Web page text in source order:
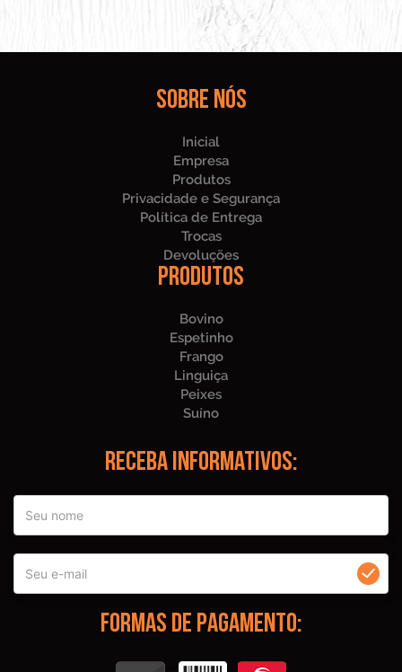
Sobre nós
Inicial
Empresa
Produtos
Privacidade e Segurança
Política de Entrega
Trocas
Devoluções
Produtos
Bovino
Espetinho
Frango
Linguiça
Peixes
Suíno
Receba informativos:
Formas de Pagamento: